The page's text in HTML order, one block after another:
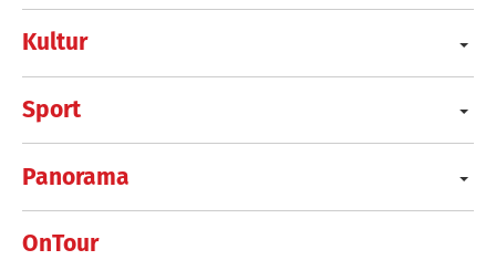
Kultur
Sport
Panorama
OnTour